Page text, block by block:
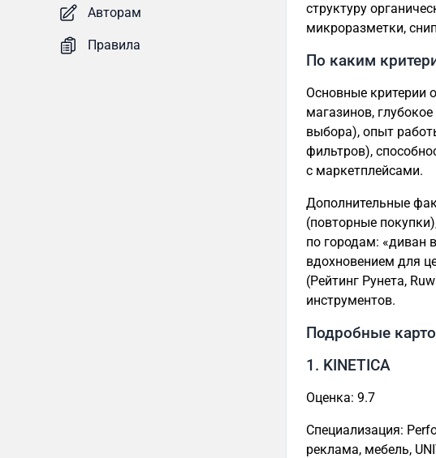
Авторам
Правила
структуру
микроразметки,
По каким
Основные критерии
магазинов,
выбора), опыт
фильтров),
с маркетплейсами.
Дополнительные
(повторные
по городам: «диван
вдохновением для
(Рейтинг Рунета,
инструментов.
Подробные
1. KINETICA
Оценка: 9.7
Специализация:
реклама, мебель,